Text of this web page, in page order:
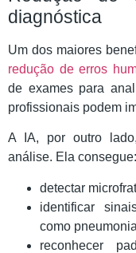
diagnóstica
Um dos maiores
redução de erros
de exames para
profissionais podem
A IA, por outro
análise. Ela consegue:
detectar
identificar
como
reconhecer